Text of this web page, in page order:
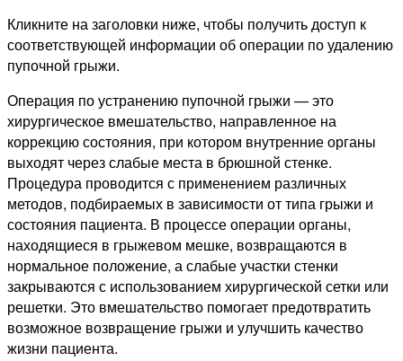
Кликните на заголовки ниже, чтобы получить доступ к
соответствующей информации об операции по удалению
пупочной грыжи.
Операция по устранению пупочной грыжи — это
хирургическое вмешательство, направленное на
коррекцию состояния, при котором внутренние органы
выходят через слабые места в брюшной стенке.
Процедура проводится с применением различных
методов, подбираемых в зависимости от типа грыжи и
состояния пациента. В процессе операции органы,
находящиеся в грыжевом мешке, возвращаются в
нормальное положение, а слабые участки стенки
закрываются с использованием хирургической сетки или
решетки. Это вмешательство помогает предотвратить
возможное возвращение грыжи и улучшить качество
жизни пациента.